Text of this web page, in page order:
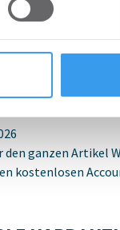
your use of their
bis 2.
den ganzen Artikel
kostenlosen